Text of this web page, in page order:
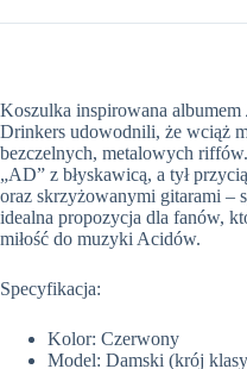
Koszulka inspirowana albumem
Drinkers udowodnili, że wciąż
bezczelnych, metalowych
„AD” z błyskawicą, a tył
oraz skrzyżowanymi gitarami –
idealna propozycja dla fanów,
miłość do muzyki Acidów.
Specyfikacja:
Kolor: Czerwony
Model: Damski (krój